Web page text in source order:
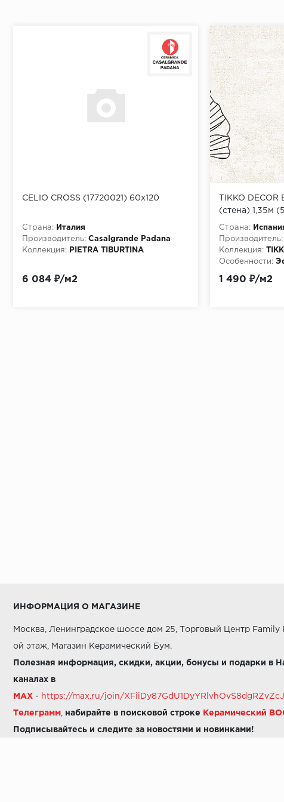
CELIO CROSS (17720021) 60х120
Страна:
Италия
Производитель: Casalgrande Padana
Коллекция:
PIETRA TIBURTINA
6 084 ₽/м2
TIKKO DECOR
(стена) 1,35м
Страна:
Производитель:
Коллекция:
Особенности:
1 490 ₽/м2
ИНФОРМАЦИЯ О МАГАЗИНЕ
Москва, Ленинградское шоссе дом 25, Торговый Центр Family
ой этаж, Магазин Керамический Бум.
Полезная информация, скидки, акции, бонусы и подарки в
каналах в
MAX - https://max.ru/join/
Телеграмм набирайте в поисковой строке Керамический
Подписывайтесь и следите за новостями и новинками!